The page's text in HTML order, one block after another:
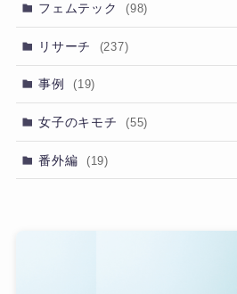
フェムテック (98)
リサーチ (237)
事例 (19)
女子のキモチ (55)
番外編 (19)